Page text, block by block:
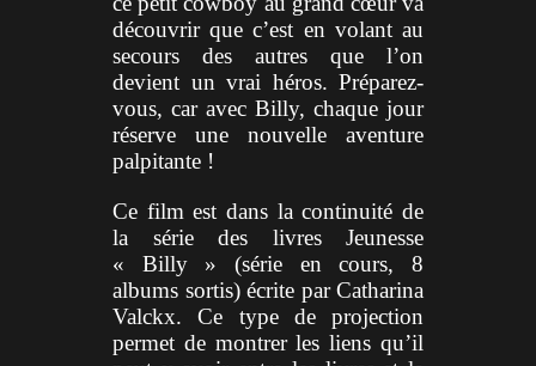
découvrir que c’est en volant au
secours des autres que l’on
devient un vrai héros. Préparez-
vous, car avec Billy, chaque jour
réserve une nouvelle aventure
palpitante !
Ce film est dans la continuité de
la série des livres Jeunesse
« Billy » (série en cours, 8
albums sortis) écrite par Catharina
Valckx. Ce type de projection
permet de montrer les liens qu’il